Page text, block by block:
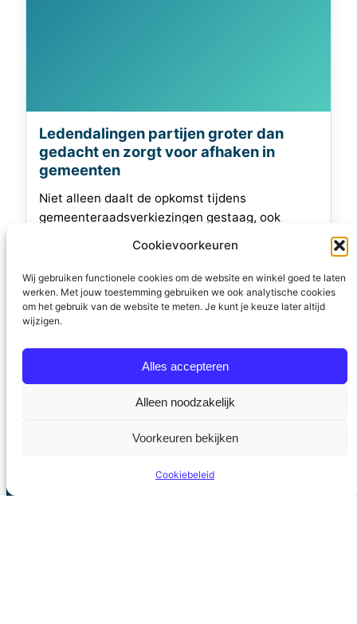
Cookievoorkeuren
Wij gebruiken functionele cookies om de website en winkel goed te laten
werken. Met jouw toestemming gebruiken we ook analytische cookies
om het gebruik van de website te meten. Je kunt je keuze later altijd
wijzigen.
Alles accepteren
Alleen noodzakelijk
Voorkeuren bekijken
Cookiebeleid
Ledendalingen partijen groter dan
gedacht en zorgt voor afhaken in
gemeenten
Niet alleen daalt de opkomst tijdens
gemeenteraadsverkiezingen gestaag, ook
om voldoende kandidaten te vinden om in alle
gemeenten deel te nemen aan de lokale
verkiezingen. En deze negatieve trend zal zich
in de toekomst in hevigere mate doorzetten.
Deels is dit toe te schrijven aan dalende
ledenaantallen van landelijke politieke partijen,